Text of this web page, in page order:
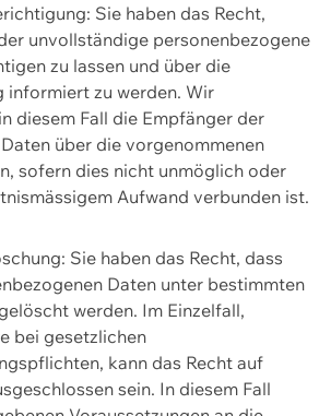
Sie haben das Recht,
unvollständige personenbezogene
zu lassen und über die
informiert zu werden. Wir
diesem Fall die Empfänger der
über die vorgenommenen
sofern dies nicht unmöglich oder
Aufwand verbunden ist.
Sie haben das Recht, dass
Daten unter bestimmten
werden. Im Einzelfall,
bei gesetzlichen
kann das Recht auf
sein. In diesem Fall